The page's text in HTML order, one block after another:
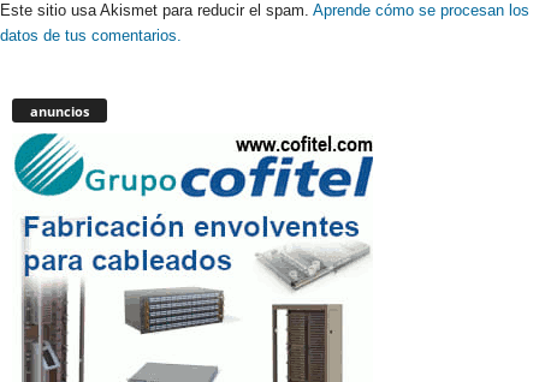
Este sitio usa Akismet para reducir el spam. Aprende cómo se procesan los
datos de tus comentarios.
anuncios